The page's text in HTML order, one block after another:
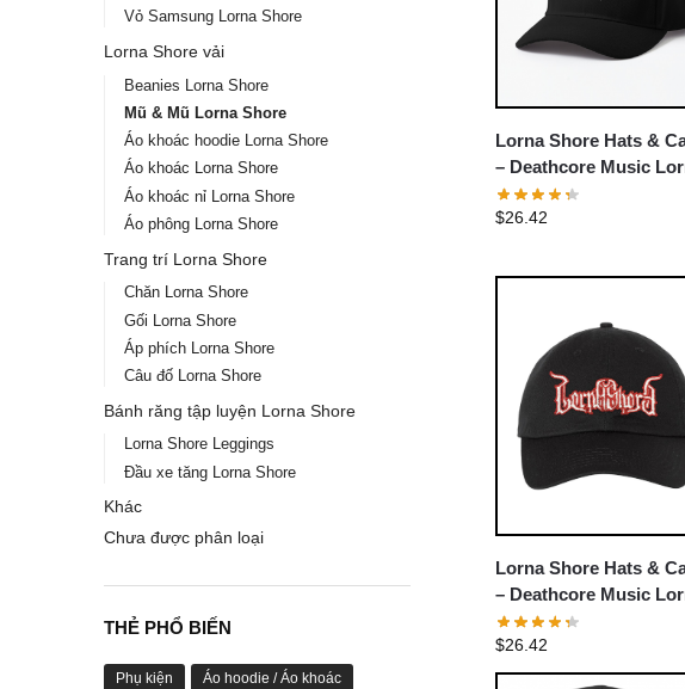
Lorna Shore Hats &
– Deathcore Music
Shore Logo Cap
$26.42
Lorna Shore Hats &
– Deathcore Music
Shore Baseball Cap
$26.42
Vỏ Samsung Lorna Shore
Lorna Shore vải
Beanies Lorna Shore
Mũ & Mũ Lorna Shore
Áo khoác hoodie Lorna Shore
Áo khoác Lorna Shore
Áo khoác nỉ Lorna Shore
Áo phông Lorna Shore
Trang trí Lorna Shore
Chăn Lorna Shore
Gối Lorna Shore
Áp phích Lorna Shore
Câu đố Lorna Shore
Bánh răng tập luyện Lorna Shore
Lorna Shore Leggings
Đầu xe tăng Lorna Shore
Khác
Chưa được phân loại
THẺ PHỔ BIẾN
Phụ kiện Áo hoodie / Áo khoác